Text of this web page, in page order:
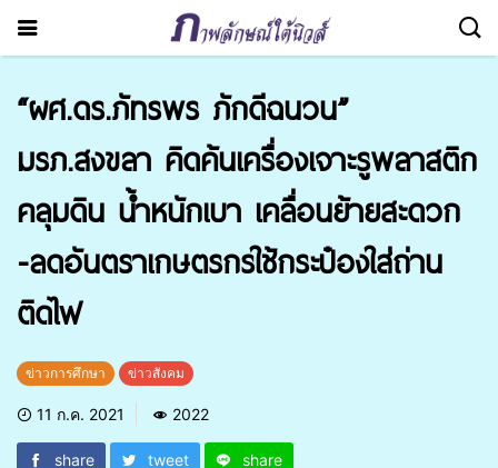
“ผศ.ดร.ภัทรพร ภักดีฉนวน”
มรภ.สงขลา คิดค้นเครื่องเจาะรูพลาสติก
คลุมดิน น้ำหนักเบา เคลื่อนย้ายสะดวก
-ลดอันตราเกษตรกรใช้กระป๋องใส่ถ่าน
ติดไฟ
ข่าวการศึกษา ข่าวสังคม
11 ก.ค. 2021 2022
share tweet share